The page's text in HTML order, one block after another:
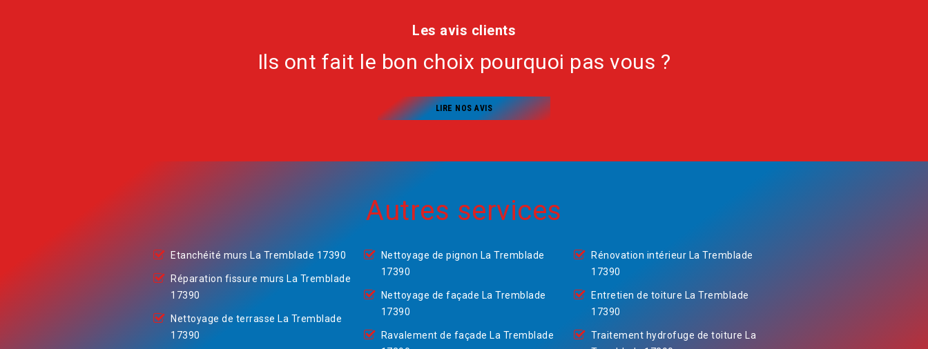
Les avis clients
Ils ont fait le bon choix pourquoi pas vous ?
LIRE NOS AVIS
Autres services
Etanchéité murs La Tremblade 17390
Réparation fissure murs La Tremblade
17390
Nettoyage de terrasse La Tremblade
17390
Nettoyage de pignon La Tremblade
17390
Nettoyage de façade La Tremblade
17390
Ravalement de façade La Tremblade
Rénovation intérieur La Tremblade
17390
Entretien de toiture La Tremblade
17390
Traitement hydrofuge de toiture La